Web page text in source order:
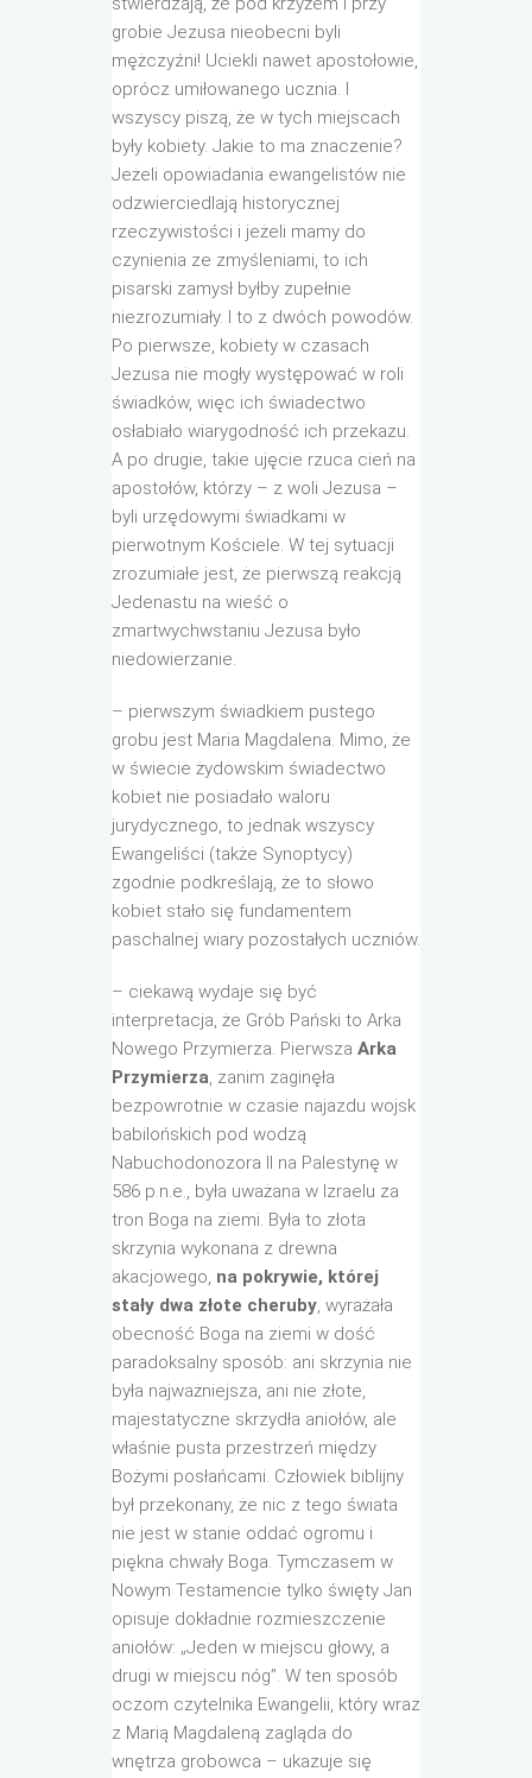
grobie Jezusa nieobecni byli
mężczyźni! Uciekli nawet apostołowie,
oprócz umiłowanego ucznia. I
wszyscy piszą, że w tych miejscach
były kobiety. Jakie to ma znaczenie?
Jeżeli opowiadania ewangelistów nie
odzwierciedlają historycznej
rzeczywistości i jeżeli mamy do
czynienia ze zmyśleniami, to ich
pisarski zamysł byłby zupełnie
niezrozumiały. I to z dwóch powodów.
Po pierwsze, kobiety w czasach
Jezusa nie mogły występować w roli
świadków, więc ich świadectwo
osłabiało wiarygodność ich przekazu.
A po drugie, takie ujęcie rzuca cień na
apostołów, którzy – z woli Jezusa –
byli urzędowymi świadkami w
pierwotnym Kościele. W tej sytuacji
zrozumiałe jest, że pierwszą reakcją
Jedenastu na wieść o
zmartwychwstaniu Jezusa było
niedowierzanie.
– pierwszym świadkiem pustego
grobu jest Maria Magdalena. Mimo, że
w świecie żydowskim świadectwo
kobiet nie posiadało waloru
jurydycznego, to jednak wszyscy
Ewangeliści (także Synoptycy)
zgodnie podkreślają, że to słowo
kobiet stało się fundamentem
paschalnej wiary pozostałych uczniów.
– ciekawą wydaje się być
interpretacja, że Grób Pański to Arka
Nowego Przymierza. Pierwsza Arka
Przymierza, zanim zaginęła
bezpowrotnie w czasie najazdu wojsk
babilońskich pod wodzą
Nabuchodonozora II na Palestynę w
586 p.n.e., była uważana w Izraelu za
tron Boga na ziemi. Była to złota
skrzynia wykonana z drewna
akacjowego, na pokrywie, której
stały dwa złote cheruby, wyrażała
obecność Boga na ziemi w dość
paradoksalny sposób: ani skrzynia nie
była najważniejsza, ani nie złote,
majestatyczne skrzydła aniołów, ale
właśnie pusta przestrzeń między
Bożymi posłańcami. Człowiek biblijny
był przekonany, że nic z tego świata
nie jest w stanie oddać ogromu i
piękna chwały Boga. Tymczasem w
Nowym Testamencie tylko święty Jan
opisuje dokładnie rozmieszczenie
aniołów: „Jeden w miejscu głowy, a
drugi w miejscu nóg”. W ten sposób
oczom czytelnika Ewangelii, który wraz
z Marią Magdaleną zagląda do
wnętrza grobowca – ukazuje się